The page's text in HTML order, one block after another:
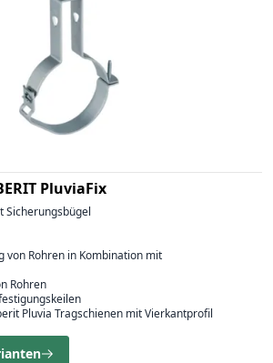
PluviaFix
Sicherungsbügel
von Rohren in Kombination mit
Rohren
Pluvia Tragschienen mit Vierkantprofil